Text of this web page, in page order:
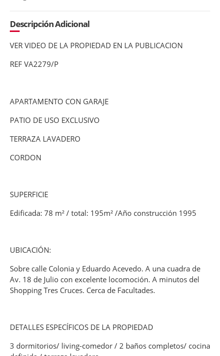
Descripción Adicional
VER VIDEO DE LA PROPIEDAD EN LA PUBLICACION
REF VA2279/P
APARTAMENTO CON GARAJE
PATIO DE USO EXCLUSIVO
TERRAZA LAVADERO
CORDON
SUPERFICIE
Edificada: 78 m² / total: 195m² /Año construcción 1995
UBICACIÓN:
Sobre calle Colonia y Eduardo Acevedo. A una cuadra de
Av. 18 de Julio con excelente locomoción. A minutos del
Shopping Tres Cruces. Cerca de Facultades.
DETALLES ESPECÍFICOS DE LA PROPIEDAD
3 dormitorios/ living-comedor / 2 baños completos/ cocina